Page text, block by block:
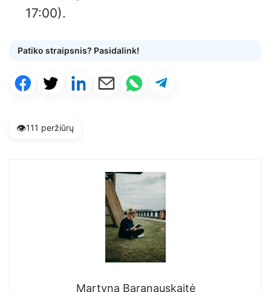
17:00).
Patiko straipsnis? Pasidalink!
👁️111 peržiūrų
Martyna Baranauskaitė